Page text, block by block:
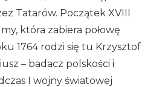
Tatarów. Początek XVIII
która zabiera połowę
1764 rodzi się tu Krzysztof
– badacz polskości i
I wojny światowej